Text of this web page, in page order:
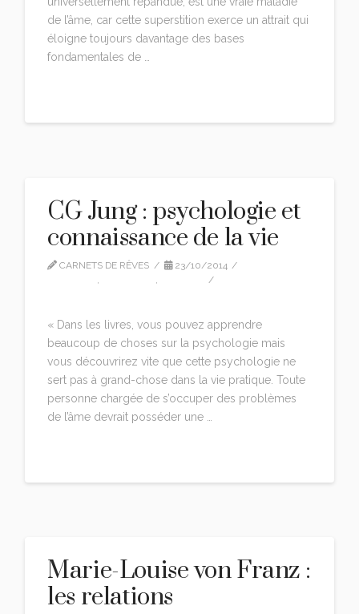
de l’âme, car cette superstition exerce un attrait qui
éloigne toujours davantage des bases
fondamentales de …
CG Jung : psychologie et
connaissance de la vie
CARNETS DE RÊVES
23/10/2014
, ,
« Dans les livres, vous pouvez apprendre
beaucoup de choses sur la psychologie mais
vous découvrirez vite que cette psychologie ne
sert pas à grand-chose dans la vie pratique. Toute
personne chargée de s’occuper des problèmes
de l’âme devrait posséder une …
Marie-Louise von Franz :
les relations